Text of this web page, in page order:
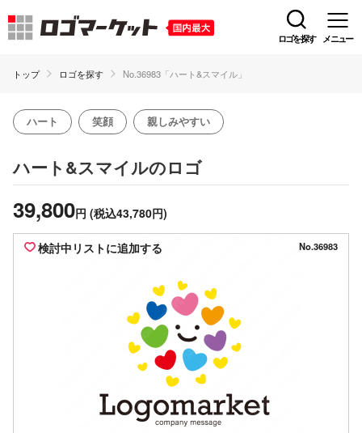
ロゴを探す メニュー
トップ ロゴを探す No.36983「ハート&スマイル」
ハート 笑顔 親しみやすい
ハート&スマイルのロゴ
39,800円 (税込43,780円)
検討中リストに追加する No.36983